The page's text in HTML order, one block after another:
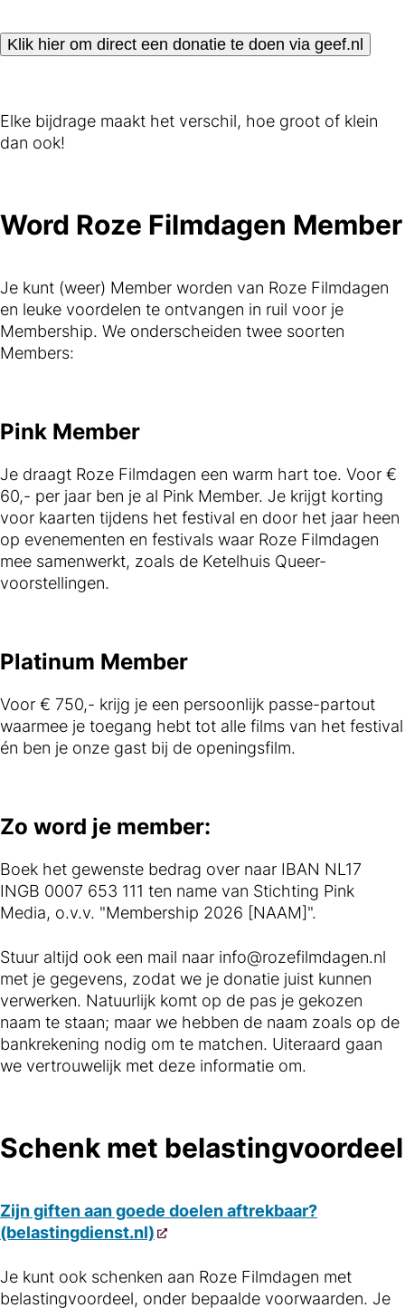
Klik hier om direct een donatie te doen via geef.nl
Elke bijdrage maakt het verschil, hoe groot of klein
dan ook!
Word Roze Filmdagen Member
Je kunt (weer) Member worden van Roze Filmdagen
en leuke voordelen te ontvangen in ruil voor je
Membership. We onderscheiden twee soorten
Members:
Pink Member
Je draagt Roze Filmdagen een warm hart toe. Voor €
60,- per jaar ben je al Pink Member. Je krijgt korting
voor kaarten tijdens het festival en door het jaar heen
op evenementen en festivals waar Roze Filmdagen
mee samenwerkt, zoals de Ketelhuis Queer-
voorstellingen.
Platinum Member
Voor € 750,- krijg je een persoonlijk passe-partout
waarmee je toegang hebt tot alle films van het festival
én ben je onze gast bij de openingsfilm.
Zo word je member:
Boek het gewenste bedrag over naar IBAN NL17
INGB 0007 653 111 ten name van Stichting Pink
Media, o.v.v. "Membership 2026 [NAAM]".
Stuur altijd ook een mail naar info@rozefilmdagen.nl
met je gegevens, zodat we je donatie juist kunnen
verwerken. Natuurlijk komt op de pas je gekozen
naam te staan; maar we hebben de naam zoals op de
bankrekening nodig om te matchen. Uiteraard gaan
we vertrouwelijk met deze informatie om.
Schenk met belastingvoordeel
Zijn giften aan goede doelen aftrekbaar?
(belastingdienst.nl)
Je kunt ook schenken aan Roze Filmdagen met
belastingvoordeel, onder bepaalde voorwaarden. Je